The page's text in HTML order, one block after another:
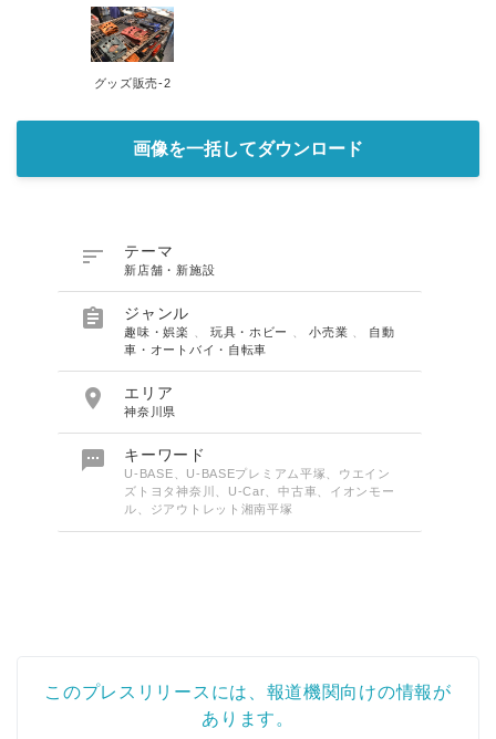
グッズ販売-2
画像を一括してダウンロード
 テーマ
新店舗・新施設
 ジャンル
趣味・娯楽 玩具・ホビー 、小売業
自動
車・オートバイ・自転車
 エリア
神奈川県
 キーワード
U-BASE、U-BASEプレミアム平塚、ウエイン
ズトヨタ神奈川、U-Car、中古車、イオンモー
ル、ジアウトレット湘南平塚
このプレスリリースには、報道機関向けの情報が
あります。